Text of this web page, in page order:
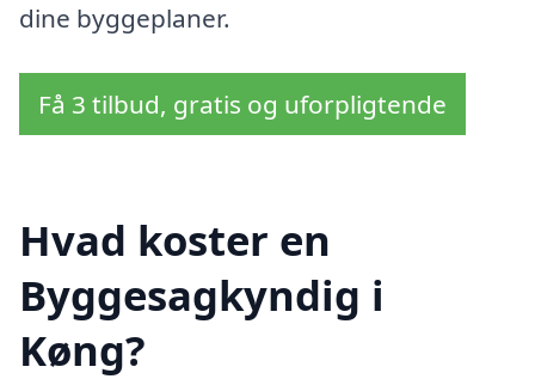
dine byggeplaner.
Få 3 tilbud, gratis og uforpligtende
Hvad koster en
Byggesagkyndig i
Køng?